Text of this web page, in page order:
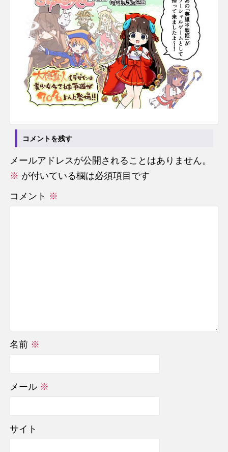
コメントを残す
メールアドレスが公開されることはありません。
※ が付いている欄は必須項目です
コメント ※
名前 ※
メール ※
サイト